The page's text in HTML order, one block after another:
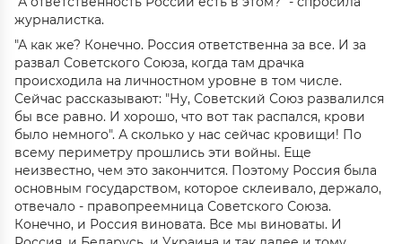
журналистка.
"А как же? Конечно. Россия ответственна за все. И за
развал Советского Союза, когда там драчка
происходила на личностном уровне в том числе.
Сейчас рассказывают: "Ну, Советский Союз развалился
бы все равно. И хорошо, что вот так распался, крови
было немного". А сколько у нас сейчас кровищи! По
всему периметру прошлись эти войны. Еще
неизвестно, чем это закончится. Поэтому Россия была
основным государством, которое склеивало, держало,
отвечало - правопреемница Советского Союза.
Конечно, и Россия виновата. Все мы виноваты. И